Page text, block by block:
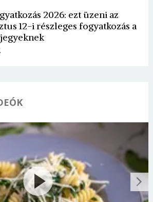
2026: ezt üzeni az
12-i részleges fogyatkozás a